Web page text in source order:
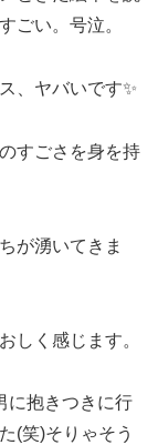
ごい。号泣。
、ヤバいです✨
すごさを身を持
が湧いてきま
しく感じます。
に抱きつきに行
(笑)そりゃそう